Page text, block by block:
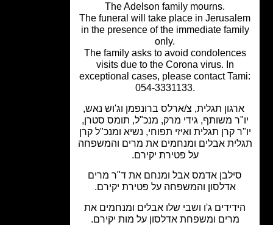
The Adelson family mourns.
The funeral will take place in
in the presence of the immediate
The family asks to avoid
visits due to the Corona virus. In
exceptional cases, please contact
054-3331133.
תגלית, צ/ארלס ברונפמן וג'וש נאש,
משותף, גידי מרק, מנכ"ל, תומס סטרן,
קרן תגלית ואיזי תפוחי, נשיא ומנכ"ל קרן
אבלים ומנחמים את מרים והמשפחה
על פטירת יקירם.
אדמס אבל ומנחם את ד"ר מרים
אדלסון והמשפחה על פטירת יקירם.
ג'ו ושבי שלו אבלים ומנחמים את
מרים ומשפחת אדלסון על מות יקירם.